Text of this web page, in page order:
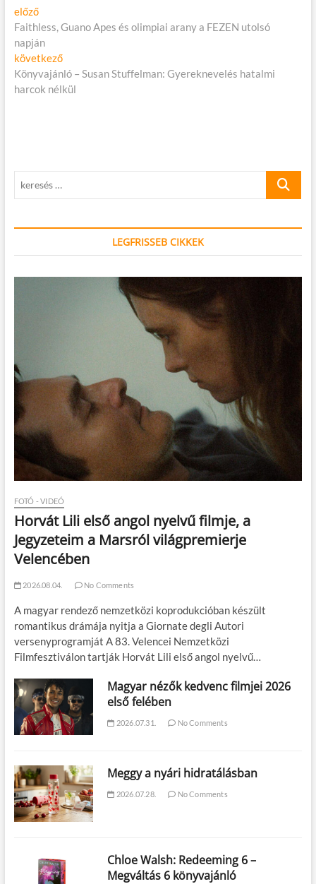
Bejegyzés
navigáció
előzőElőző
cikk:
Faithless, Guano Apes és olimpiai arany a FEZEN utolsó
napján
következőKövetkező
cikk:
Könyvajánló – Susan Stuffelman: Gyereknevelés hatalmi
harcok nélkül
keresés
LEGFRISSEB CIKKEK
FOTÓ - VIDEÓ
Horvát Lili első angol nyelvű filmje, a
Jegyzeteim a Marsról világpremierje
Velencében
2026.08.04. No Comments
A magyar rendező nemzetközi koprodukcióban készült
romantikus drámája nyitja a Giornate degli Autori
versenyprogramját A 83. Velencei Nemzetközi
Filmfesztiválon tartják Horvát Lili első angol nyelvű…
Magyar nézők kedvenc filmjei 2026
első felében
2026.07.31. No Comments
Meggy a nyári hidratálásban
2026.07.28. No Comments
Chloe Walsh: Redeeming 6 –
Megváltás 6 könyvajánló